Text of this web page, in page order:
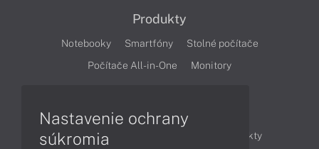
Produkty
Notebooky Smartfóny
Stolné počítače
Počítače All-in-One
Monitory
Články
Obchodné informácie
Produkty
Nastavenie ochrany
súkromia